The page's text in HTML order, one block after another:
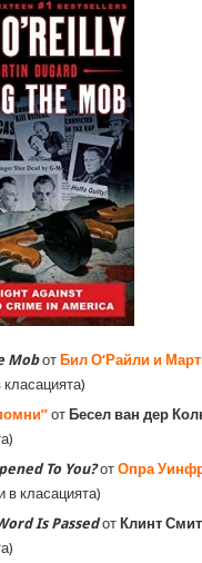
Mobот Бил О‘Райли и
от Бесел ван дер
To You? отОпра
в класацията)
Is Passedот Клинт